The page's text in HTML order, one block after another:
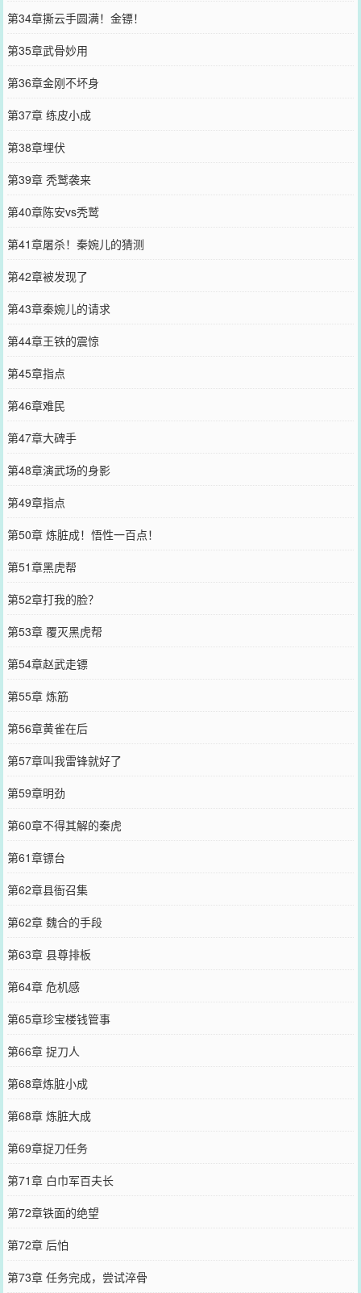
第34章撕云手圆满！金镖！
第35章武骨妙用
第36章金刚不坏身
第37章 练皮小成
第38章埋伏
第39章 秃鹫袭来
第40章陈安vs秃鹫
第41章屠杀！秦婉儿的猜测
第42章被发现了
第43章秦婉儿的请求
第44章王铁的震惊
第45章指点
第46章难民
第47章大碑手
第48章演武场的身影
第49章指点
第50章 炼脏成！悟性一百点！
第51章黑虎帮
第52章打我的脸？
第53章 覆灭黑虎帮
第54章赵武走镖
第55章 炼筋
第56章黄雀在后
第57章叫我雷锋就好了
第59章明劲
第60章不得其解的秦虎
第61章镖台
第62章县衙召集
第62章 魏合的手段
第63章 县尊排板
第64章 危机感
第65章珍宝楼钱管事
第66章 捉刀人
第68章炼脏小成
第68章 炼脏大成
第69章捉刀任务
第71章 白巾军百夫长
第72章铁面的绝望
第72章 后怕
第73章 任务完成，尝试淬骨